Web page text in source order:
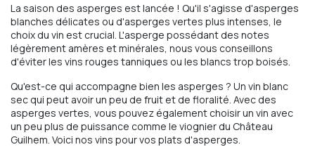
La saison des asperges est lancée ! Qu'il s'agisse d'asperges
blanches délicates ou d'asperges vertes plus intenses, le
choix du vin est crucial. L'asperge possédant des notes
légèrement amères et minérales, nous vous conseillons
d'éviter les vins rouges tanniques ou les blancs trop boisés.
Qu'est-ce qui accompagne bien les asperges ? Un vin blanc
sec qui peut avoir un peu de fruit et de floralité. Avec des
asperges vertes, vous pouvez également choisir un vin avec
un peu plus de puissance comme le viognier du Château
Guilhem. Voici nos vins pour vos plats d'asperges.